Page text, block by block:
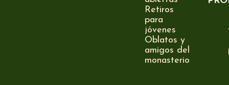
Retiros
para
jóvenes
Oblatos y
amigos del
monasterio